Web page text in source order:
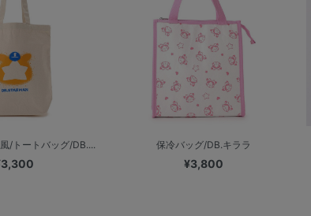
/トートバッグ/DB.... 保冷バッグ/DB.キララ
¥3,800